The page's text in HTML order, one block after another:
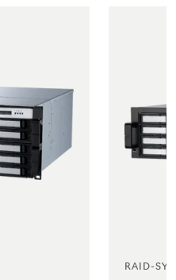
RAID-